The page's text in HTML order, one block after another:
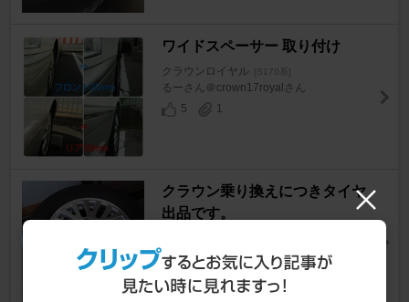
ワイドスペーサー 取り付け
クラウンロイヤル [S170系]
るーさん＠crown17royalさん
5
1
クラウン乗り換えにつきタイヤ
出品です。
アーリオオーリオさん
3
0